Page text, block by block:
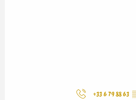
+33 6 79 88 63